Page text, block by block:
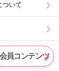
ついて
会員コンテンツ